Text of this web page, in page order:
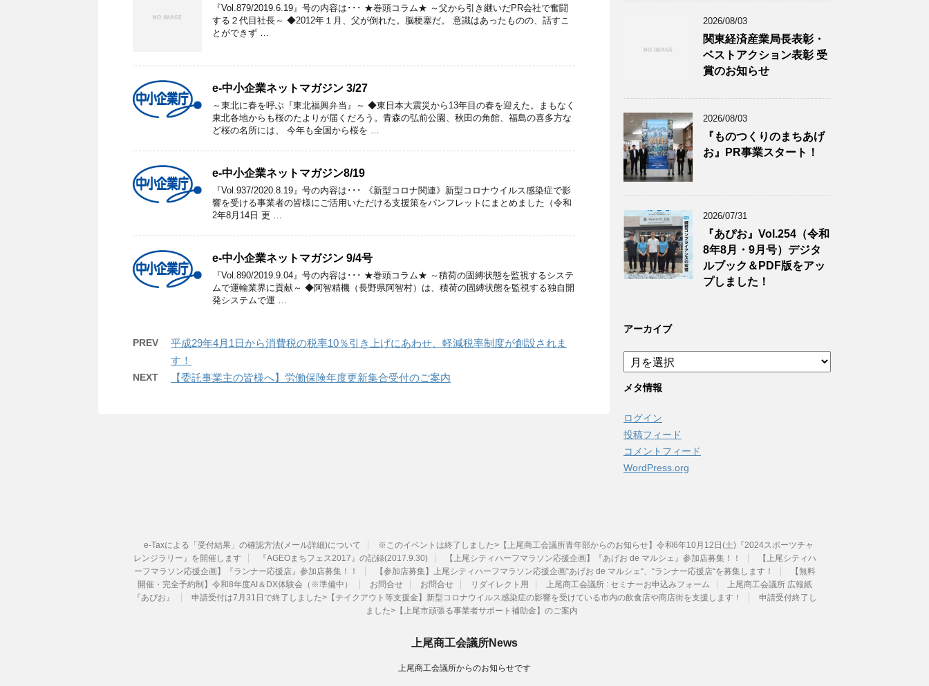
『Vol.879/2019.6.19』号の内容は･･･ ★巻頭コラム★ ～父から引き継いだPR会社で奮闘
する２代目社長～ ◆2012年１月、父が倒れた。脳梗塞だ。 意識はあったものの、話すこ
とができず …
e-中小企業ネットマガジン 3/27
～東北に春を呼ぶ『東北福興弁当』～ ◆東日本大震災から13年目の春を迎えた。まもなく
東北各地からも桜のたよりが届くだろう。青森の弘前公園、秋田の角館、福島の喜多方な
ど桜の名所には、 今年も全国から桜を …
e-中小企業ネットマガジン8/19
『Vol.937/2020.8.19』号の内容は･･･ 《新型コロナ関連》新型コロナウイルス感染症で影
響を受ける事業者の皆様にご活用いただける支援策をパンフレットにまとめました（令和
2年8月14日 更 …
e-中小企業ネットマガジン 9/4号
『Vol.890/2019.9.04』号の内容は･･･ ★巻頭コラム★ ～積荷の固縛状態を監視するシステ
ムで運輸業界に貢献～ ◆阿智精機（長野県阿智村）は、積荷の固縛状態を監視する独自開
発システムで運 …
PREV
平成29年4月1日から消費税の税率10％引き上げにあわせ、軽減税率制度が創設されま
す！
NEXT 【委託事業主の皆様へ】労働保険年度更新集合受付のご案内
2026/08/03
関東経済産業局長表彰・
ベストアクション表彰 受
賞のお知らせ
2026/08/03
『ものつくりのまちあげ
お』PR事業スタート！
2026/07/31
『あぴお』Vol.254（令和
8年8月・9月号）デジタ
ルブック＆PDF版をアッ
プしました！
アーカイブ
ア
ー
カ
ブ
メタ情報
ログイン
投稿フィード
コメントフィード
WordPress.org
e-Taxによる「受付結果」の確認方法(メール詳細)について
※このイベントは終了しました>【上尾商工会議所青年部からのお知らせ】令和6年10月12日(土)『2024スポーツチャ
レンジラリー』を開催します
『AGEOまちフェス2017』の記録(2017.9.30) 【上尾シティハーフマラソン応援企画】『あげお de マルシェ』参加店募集！！
【上尾シティハ
ーフマラソン応援企画】『ランナー応援店』参加店募集！！
【参加店募集】上尾シティハーフマラソン応援企画“あげお de マルシェ“、“ランナー応援店“を募集します！
【無料
開催・完全予約制】令和8年度AI＆DX体験会（※準備中）
お問合せ お問合せ リダイレクト用 上尾商工会議所 : セミナーお申込みフォーム
上尾商工会議所 広報紙
『あぴお』
申請受付は7月31日で終了しました>【テイクアウト等支援金】新型コロナウイルス感染症の影響を受けている市内の飲食店や商店街を支援します！
申請受付終了し
ました>【上尾市頑張る事業者サポート補助金】のご案内
上尾商工会議所News
上尾商工会議所からのお知らせです